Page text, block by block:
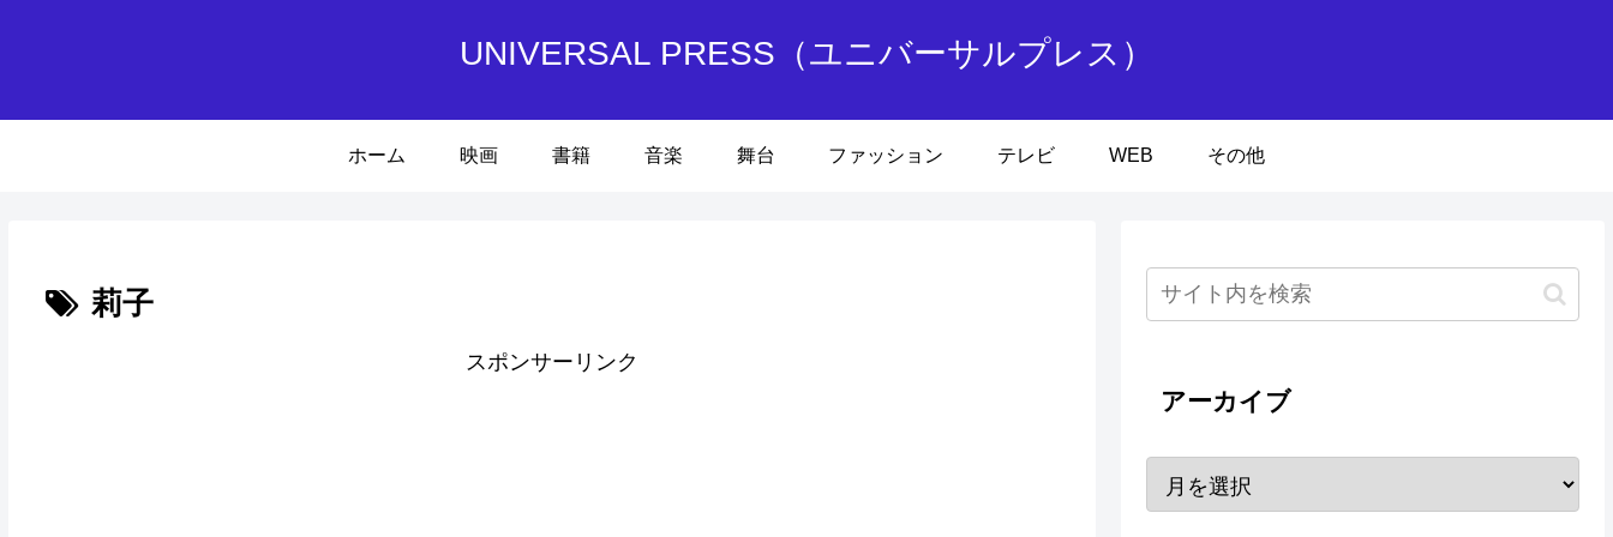
UNIVERSAL PRESS（ユニバーサルプレス）
ホーム 映画 書籍 音楽 舞台 ファッション テレビ WEB その他
莉子
スポンサーリンク
アーカイブ